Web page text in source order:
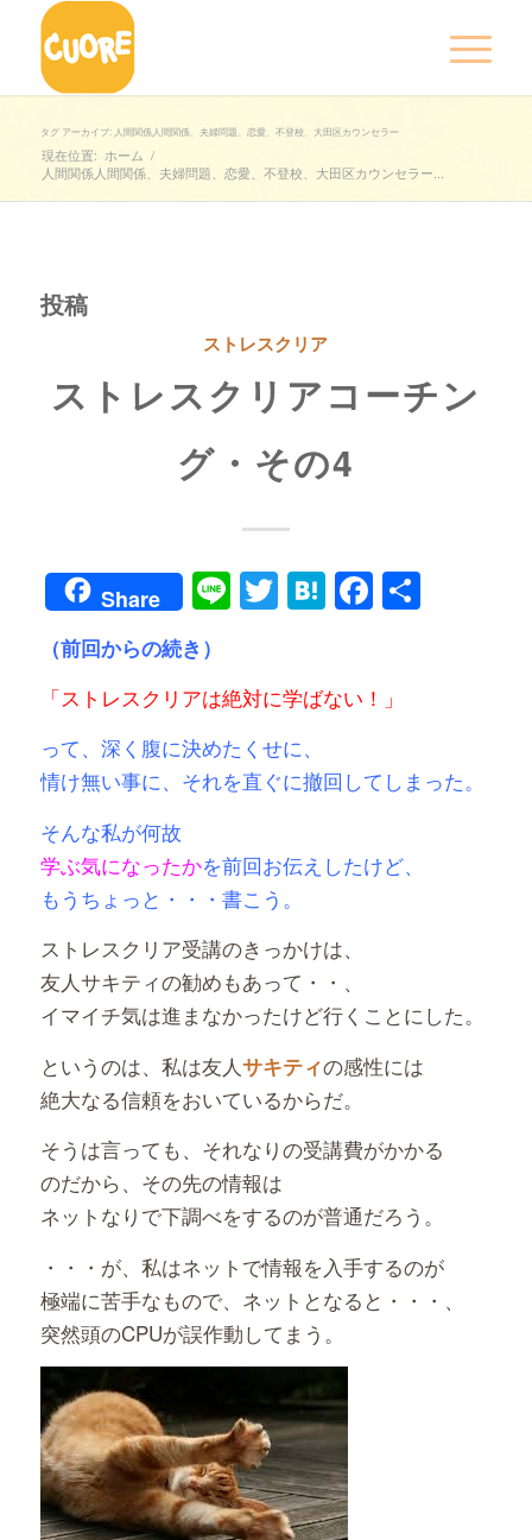
タグ アーカイブ: 人間関係人間関係、夫婦問題、恋愛、不登校、大田区カウンセラー
現在位置: ホーム /
人間関係人間関係、夫婦問題、恋愛、不登校、大田区カウンセラー...
投稿
ストレスクリア
ストレスクリアコーチン
グ・その4
Share LineTwitter
Hatena共
（前回からの続き）
「ストレスクリアは絶対に学ばない！」
って、深く腹に決めたくせに、
情け無い事に、それを直ぐに撤回してしまった。
そんな私が何故
学ぶ気になったかを前回お伝えしたけど、
もうちょっと・・・書こう。
ストレスクリア受講のきっかけは、
友人サキティの勧めもあって・・、
イマイチ気は進まなかったけど行くことにした。
というのは、私は友人サキティの感性には
絶大なる信頼をおいているからだ。
そうは言っても、それなりの受講費がかかる
のだから、その先の情報は
ネットなりで下調べをするのが普通だろう。
・・・が、私はネットで情報を入手するのが
極端に苦手なもので、ネットとなると・・・、
突然頭のCPUが誤作動してまう。